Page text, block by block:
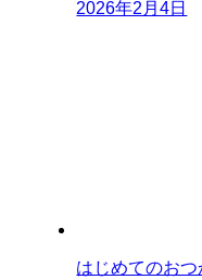
2026年2月4日
はじめてのお